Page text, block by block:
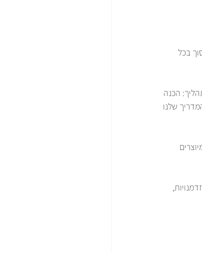
בכל
הכנה
שלנו
לישראל מיוצרים